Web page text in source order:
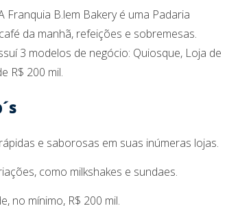
Franquia B.lem Bakery é uma Padaria
da manhã, refeições e sobremesas.
3 modelos de negócio: Quiosque, Loja de
R$ 200 mil.
e saborosas em suas inúmeras lojas.
como milkshakes e sundaes.
no mínimo, R$ 200 mil.